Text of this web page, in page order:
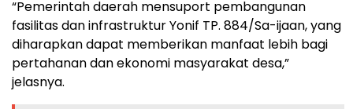
“Pemerintah daerah mensuport pembangunan
fasilitas dan infrastruktur Yonif TP. 884/Sa-ijaan, yang
diharapkan dapat memberikan manfaat lebih bagi
pertahanan dan ekonomi masyarakat desa,”
jelasnya.